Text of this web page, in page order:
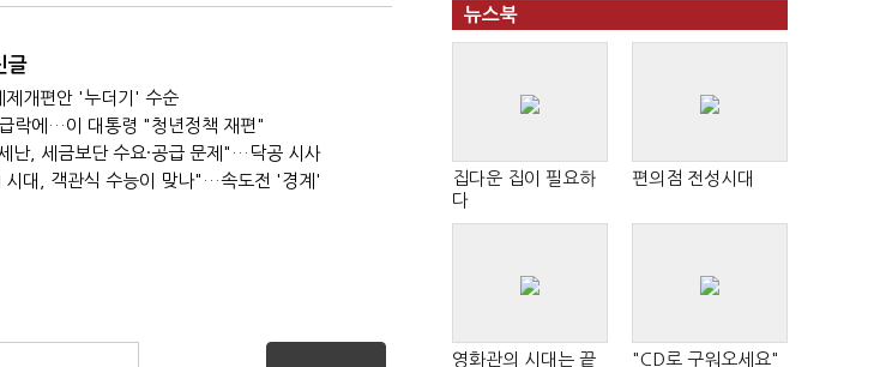
글
개편안 '누더기' 수순
락에…이 대통령 "청년정책 재편"
난, 세금보단 수요·공급 문제"…닥공 시사
시대, 객관식 수능이 맞나"…속도전 '경계'
뉴스북
집다운 집이 필요하
다
편의점 전성시대
영화관의 시대는 끝
"CD로 구워오세요"